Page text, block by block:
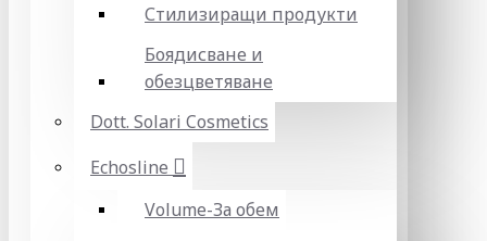
Стилизиращи продукти
Боядисване и
обезцветяване
Dott. Solari Cosmetics
Echosline
Volume-За обем